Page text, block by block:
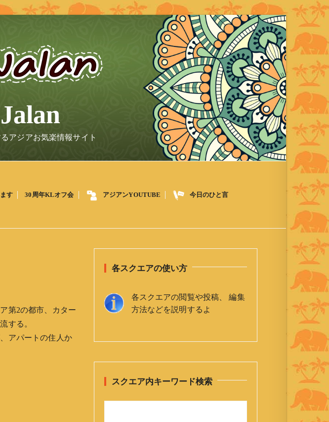
アジアお気楽情報サイト
す 30周年KLオフ会 アジアンYOUTUBE 今日のひと言
第2の都市、カター
する。
アパートの住人か
各スクエアの使い方
各スクエアの閲覧や投稿、 編集
方法などを説明するよ
スクエア内キーワード検索